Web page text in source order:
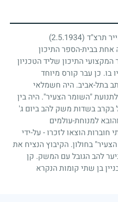
תרצ"ד (2.5.1934)
אחת בבית-הספר התיכון
התיכון שליד הטכניון
בו. כן עבר קורס מיוחד
בתל-אביב. היה חשמלאי
"השומר הצעיר". היה בין
בקרב בשדות משק להב ביום ג'
והובא למנוחת-עולמים
הוצאו לזכרו- על-ידי
בחולון. הקיבוץ הנציח את
להב הגובל עם המשק. קן
בן שתי קומות הנקרא